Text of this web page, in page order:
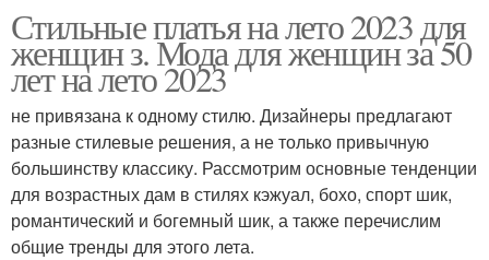
Стильные платья на лето 2023 для
женщин з. Мода для женщин за 50
лет на лето 2023
не привязана к одному стилю. Дизайнеры предлагают
разные стилевые решения, а не только привычную
большинству классику. Рассмотрим основные тенденции
для возрастных дам в стилях кэжуал, бохо, спорт шик,
романтический и богемный шик, а также перечислим
общие тренды для этого лета.